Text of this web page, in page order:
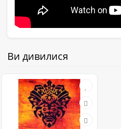
Ви дивилися